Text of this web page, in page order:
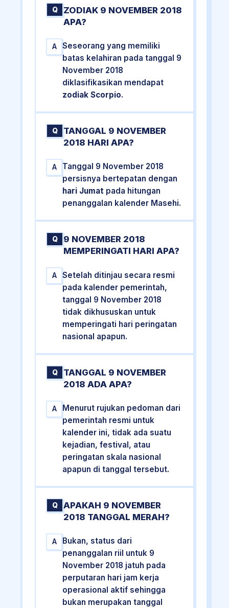
Q
ZODIAK 9 NOVEMBER 2018
APA?
A
Seseorang yang memiliki
batas kelahiran pada tanggal 9
November 2018
diklasifikasikan mendapat
zodiak Scorpio.
Q
TANGGAL 9 NOVEMBER
2018 HARI APA?
A
Tanggal 9 November 2018
persisnya bertepatan dengan
hari Jumat pada hitungan
penanggalan kalender Masehi.
Q
9 NOVEMBER 2018
MEMPERINGATI HARI APA?
A
Setelah ditinjau secara resmi
pada kalender pemerintah,
tanggal 9 November 2018
tidak dikhususkan untuk
memperingati hari peringatan
nasional apapun.
Q
TANGGAL 9 NOVEMBER
2018 ADA APA?
A
Menurut rujukan pedoman dari
pemerintah resmi untuk
kalender ini, tidak ada suatu
kejadian, festival, atau
peringatan skala nasional
apapun di tanggal tersebut.
Q
APAKAH 9 NOVEMBER
2018 TANGGAL MERAH?
A
Bukan, status dari
penanggalan riil untuk 9
November 2018 jatuh pada
perputaran hari jam kerja
operasional aktif sehingga
bukan merupakan tanggal